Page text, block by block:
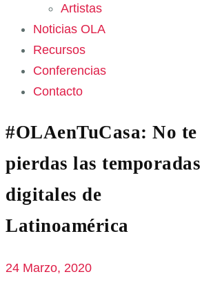
Artistas
Noticias OLA
Recursos
Conferencias
Contacto
#OLAenTuCasa: No te
pierdas las temporadas
digitales de
Latinoamérica
24 Marzo, 2020